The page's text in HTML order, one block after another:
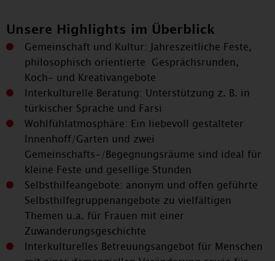
Unsere Highlights im Überblick
Gemeinschaft und Kultur: Jahreszeitliche Feste,
philosophisch orientierte Gesprächsrunden,
Koch- und Kreativangebote
Interkulturelle Beratung: Unterstützung z. B. in
türkischer Sprache und Farsi
Wohlfühlatmosphäre: Ein liebevoll gestalteter
Innenhoff/Garten und zwei
Gemeinschafts-/Begegnungsräume sind ideal für
kleine Feste und gesellige Stunden
Selbsthilfeangebote: anonym und offen geführte
Selbsthilfegruppenangebote zu vielfältigen
Themen u.a. für Frauen mit einer
Zuwanderungsgeschichte
Interkulturelles Betreuungsangebot für Menschen